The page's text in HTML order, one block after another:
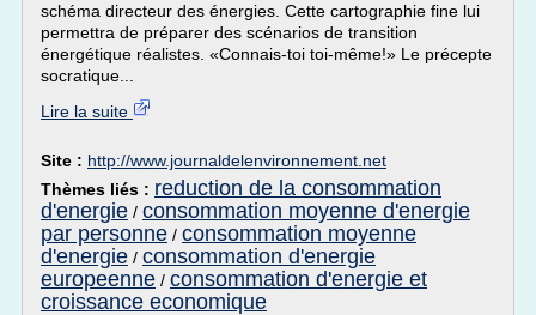
schéma directeur des énergies. Cette cartographie fine lui
permettra de préparer des scénarios de transition
énergétique réalistes. «Connais-toi toi-même!» Le précepte
socratique...
Lire la suite
Site : http://www.journaldelenvironnement.net
Thèmes liés : reduction de la consommation
d'energie / consommation moyenne d'energie
par personne / consommation moyenne
d'energie / consommation d'energie
europeenne / consommation d'energie et
croissance economique